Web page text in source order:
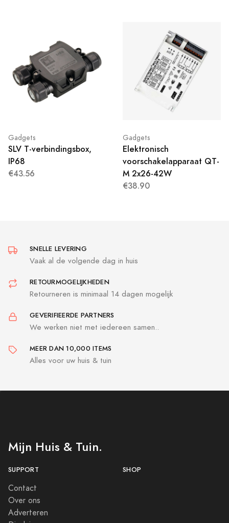
Gadgets
SLV T-verbindingsbox,
IP68
€43.56
Gadgets
Elektronisch
voorschakelapparaat QT-
M 2x26-42W
€38.90
SNELLE LEVERING
Vaak al de volgende dag in huis
RETOURMOGELIJKHEDEN
Retourneren is minimaal 14 dagen mogelijk
GEVERIFIEERDE PARTNERS
We werken niet met iedereen samen..
MEER DAN 10,000 ITEMS
Alles voor uw huis & tuin
Mijn Huis & Tuin.
SUPPORT
Contact
Over ons
Adverteren
SHOP